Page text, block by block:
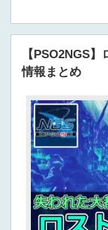
【PSO2NGS
情報まとめ